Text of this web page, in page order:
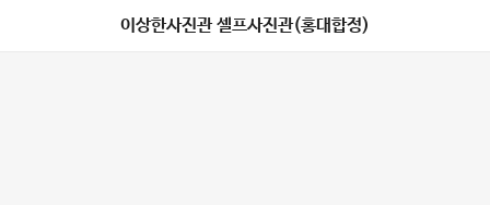
이상한사진관 셀프사진관(홍대합정)